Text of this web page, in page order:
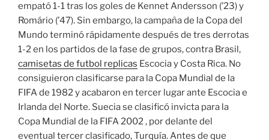
empató 1-1 tras los goles de Kennet Andersson (’23) y
Romário (’47). Sin embargo, la campaña de la Copa del
Mundo terminó rápidamente después de tres derrotas
1-2 en los partidos de la fase de grupos, contra Brasil,
camisetas de futbol replicas Escocia y Costa Rica. No
consiguieron clasificarse para la Copa Mundial de la
FIFA de 1982 y acabaron en tercer lugar ante Escocia e
Irlanda del Norte. Suecia se clasificó invicta para la
Copa Mundial de la FIFA 2002 , por delante del
eventual tercer clasificado, Turquía. Antes de que